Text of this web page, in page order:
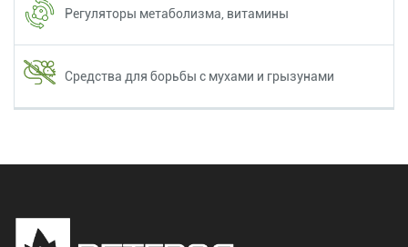
Регуляторы метаболизма, витамины
Средства для борьбы с мухами и грызунами